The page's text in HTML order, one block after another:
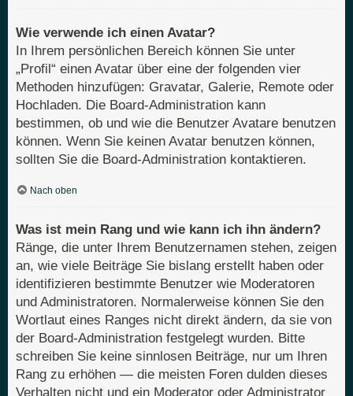
Wie verwende ich einen Avatar?
In Ihrem persönlichen Bereich können Sie unter
„Profil“ einen Avatar über eine der folgenden vier
Methoden hinzufügen: Gravatar, Galerie, Remote oder
Hochladen. Die Board-Administration kann
bestimmen, ob und wie die Benutzer Avatare benutzen
können. Wenn Sie keinen Avatar benutzen können,
sollten Sie die Board-Administration kontaktieren.
Nach oben
Was ist mein Rang und wie kann ich ihn ändern?
Ränge, die unter Ihrem Benutzernamen stehen, zeigen
an, wie viele Beiträge Sie bislang erstellt haben oder
identifizieren bestimmte Benutzer wie Moderatoren
und Administratoren. Normalerweise können Sie den
Wortlaut eines Ranges nicht direkt ändern, da sie von
der Board-Administration festgelegt wurden. Bitte
schreiben Sie keine sinnlosen Beiträge, nur um Ihren
Rang zu erhöhen — die meisten Foren dulden dieses
Verhalten nicht und ein Moderator oder Administrator